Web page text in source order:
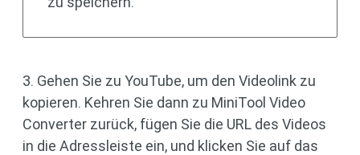
3. Gehen Sie zu YouTube, um den Videolink zu
kopieren. Kehren Sie dann zu MiniTool Video
Converter zurück, fügen Sie die URL des Videos
in die Adressleiste ein, und klicken Sie auf das